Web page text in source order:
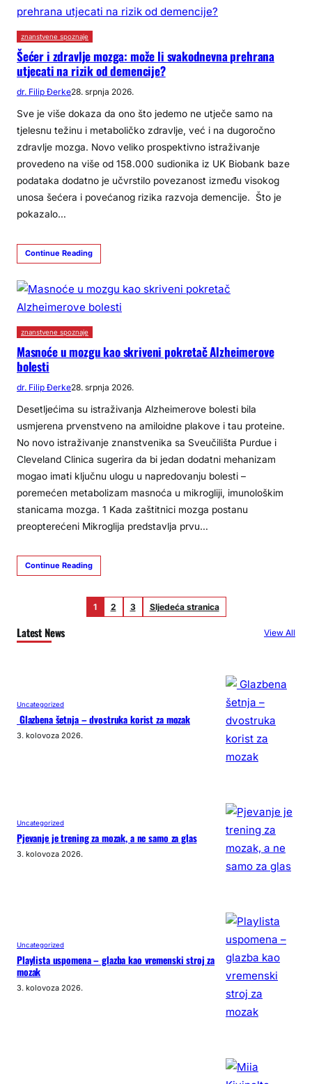
znanstvene spoznaje
Šećer i zdravlje mozga: može li svakodnevna prehrana
utjecati na rizik od demencije?
dr. Filip Đerke28. srpnja 2026.
Sve je više dokaza da ono što jedemo ne utječe samo na
tjelesnu težinu i metaboličko zdravlje, već i na dugoročno
zdravlje mozga. Novo veliko prospektivno istraživanje
provedeno na više od 158.000 sudionika iz UK Biobank baze
podataka dodatno je učvrstilo povezanost između visokog
unosa šećera i povećanog rizika razvoja demencije. ​​ Što je
pokazalo…
Continue Reading
znanstvene spoznaje
Masnoće u mozgu kao skriveni pokretač Alzheimerove
bolesti
dr. Filip Đerke28. srpnja 2026.
Desetljećima su istraživanja Alzheimerove bolesti bila
usmjerena prvenstveno na amiloidne plakove i tau proteine.
No novo istraživanje znanstvenika sa Sveučilišta Purdue i
Cleveland Clinica sugerira da bi jedan dodatni mehanizam
mogao imati ključnu ulogu u napredovanju bolesti –
poremećen metabolizam masnoća u mikrogliji, imunološkim
stanicama mozga. ​1​ Kada zaštitnici mozga postanu
preopterećeni Mikroglija predstavlja prvu…
Continue Reading
1 2 3 Sljedeća stranica
Latest News View All
Uncategorized
Glazbena šetnja – dvostruka korist za mozak
3. kolovoza 2026.
Uncategorized
Pjevanje je trening za mozak, a ne samo za glas
3. kolovoza 2026.
Uncategorized
Playlista uspomena – glazba kao vremenski stroj za
mozak
3. kolovoza 2026.